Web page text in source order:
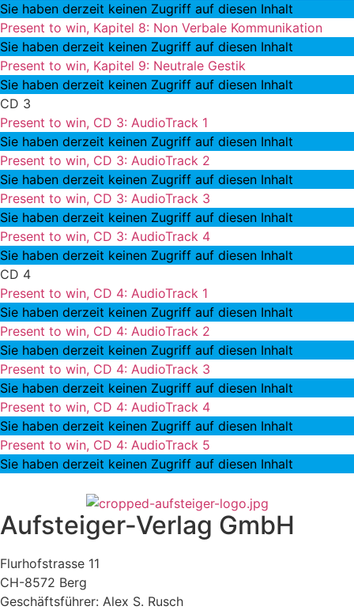
Sie haben derzeit keinen Zugriff auf diesen Inhalt
Present to win, Kapitel 8: Non Verbale Kommunikation
Sie haben derzeit keinen Zugriff auf diesen Inhalt
Present to win, Kapitel 9: Neutrale Gestik
Sie haben derzeit keinen Zugriff auf diesen Inhalt
CD 3
Present to win, CD 3: AudioTrack 1
Sie haben derzeit keinen Zugriff auf diesen Inhalt
Present to win, CD 3: AudioTrack 2
Sie haben derzeit keinen Zugriff auf diesen Inhalt
Present to win, CD 3: AudioTrack 3
Sie haben derzeit keinen Zugriff auf diesen Inhalt
Present to win, CD 3: AudioTrack 4
Sie haben derzeit keinen Zugriff auf diesen Inhalt
CD 4
Present to win, CD 4: AudioTrack 1
Sie haben derzeit keinen Zugriff auf diesen Inhalt
Present to win, CD 4: AudioTrack 2
Sie haben derzeit keinen Zugriff auf diesen Inhalt
Present to win, CD 4: AudioTrack 3
Sie haben derzeit keinen Zugriff auf diesen Inhalt
Present to win, CD 4: AudioTrack 4
Sie haben derzeit keinen Zugriff auf diesen Inhalt
Present to win, CD 4: AudioTrack 5
Sie haben derzeit keinen Zugriff auf diesen Inhalt
Aufsteiger-Verlag GmbH
Flurhofstrasse 11
CH-8572 Berg
Geschäftsführer: Alex S. Rusch